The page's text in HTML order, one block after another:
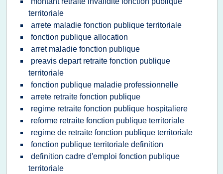
territoriale
arrete maladie fonction publique territoriale
fonction publique allocation
arret maladie fonction publique
preavis depart retraite fonction publique
territoriale
fonction publique maladie professionnelle
arrete retraite fonction publique
regime retraite fonction publique hospitaliere
reforme retraite fonction publique territoriale
regime de retraite fonction publique territoriale
fonction publique territoriale definition
definition cadre d'emploi fonction publique
territoriale